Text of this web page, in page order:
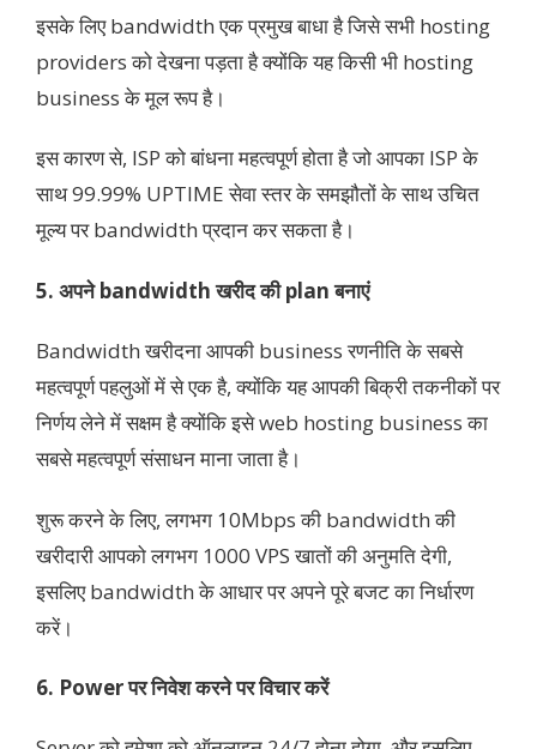
इसके लिए bandwidth एक प्रमुख बाधा है जिसे सभी hosting
providers को देखना पड़ता है क्योंकि यह किसी भी hosting
business के मूल रूप है।
इस कारण से, ISP को बांधना महत्वपूर्ण होता है जो आपका ISP के
साथ 99.99% UPTIME सेवा स्तर के समझौतों के साथ उचित
मूल्य पर bandwidth प्रदान कर सकता है।
5. अपने bandwidth खरीद की plan बनाएं
Bandwidth खरीदना आपकी business रणनीति के सबसे
महत्वपूर्ण पहलुओं में से एक है, क्योंकि यह आपकी बिक्री तकनीकों पर
निर्णय लेने में सक्षम है क्योंकि इसे web hosting business का
सबसे महत्वपूर्ण संसाधन माना जाता है।
शुरू करने के लिए, लगभग 10Mbps की bandwidth की
खरीदारी आपको लगभग 1000 VPS खातों की अनुमति देगी,
इसलिए bandwidth के आधार पर अपने पूरे बजट का निर्धारण
करें।
6. Power पर निवेश करने पर विचार करें